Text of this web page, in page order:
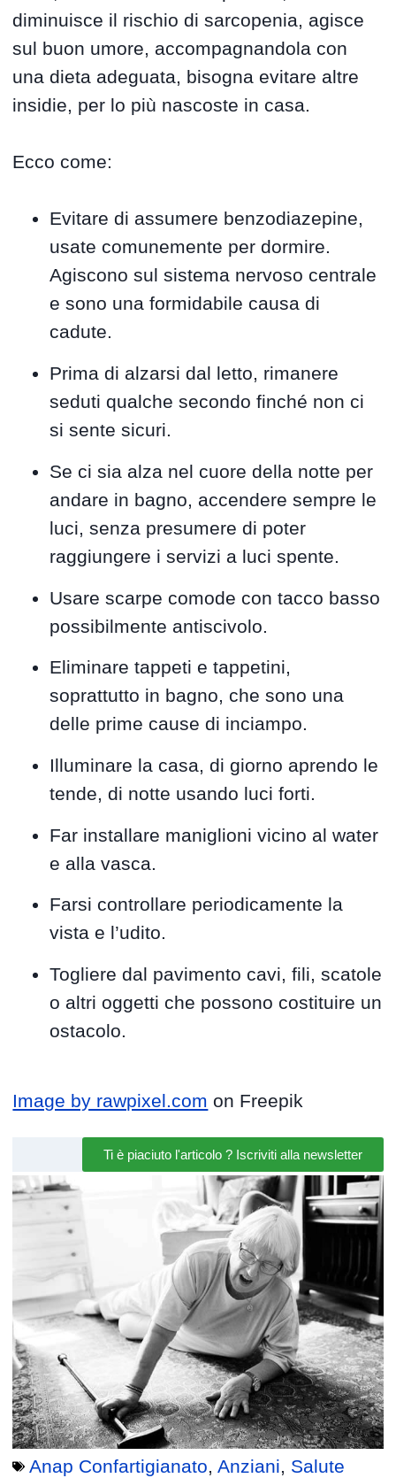
diminuisce il rischio di sarcopenia, agisce
sul buon umore, accompagnandola con
una dieta adeguata, bisogna evitare altre
insidie, per lo più nascoste in casa.
Ecco come:
Evitare di assumere benzodiazepine,
usate comunemente per dormire.
Agiscono sul sistema nervoso centrale
e sono una formidabile causa di
cadute.
Prima di alzarsi dal letto, rimanere
seduti qualche secondo finché non ci
si sente sicuri.
Se ci sia alza nel cuore della notte per
andare in bagno, accendere sempre le
luci, senza presumere di poter
raggiungere i servizi a luci spente.
Usare scarpe comode con tacco basso
possibilmente antiscivolo.
Eliminare tappeti e tappetini,
soprattutto in bagno, che sono una
delle prime cause di inciampo.
Illuminare la casa, di giorno aprendo le
tende, di notte usando luci forti.
Far installare maniglioni vicino al water
e alla vasca.
Farsi controllare periodicamente la
vista e l’udito.
Togliere dal pavimento cavi, fili, scatole
o altri oggetti che possono costituire un
ostacolo.
Image by rawpixel.com on Freepik
Ti è piaciuto l'articolo ? Iscriviti alla newsletter
Anap Confartigianato,Anziani, Salute